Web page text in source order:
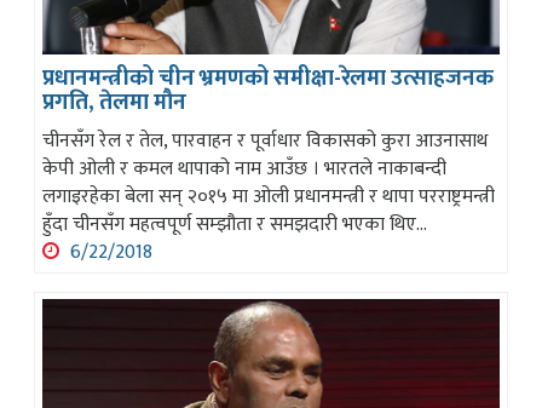
प्रधानमन्त्रीको चीन भ्रमणको समीक्षा-रेलमा उत्साहजनक
प्रगति, तेलमा मौन
चीनसँग रेल र तेल, पारवाहन र पूर्वाधार विकासको कुरा आउनासाथ
केपी ओली र कमल थापाको नाम आउँछ । भारतले नाकाबन्दी
लगाइरहेका बेला सन् २०१५ मा ओली प्रधानमन्त्री र थापा परराष्ट्रमन्त्री
हुँदा चीनसँग महत्वपूर्ण सम्झौता र समझदारी भएका थिए...
6/22/2018